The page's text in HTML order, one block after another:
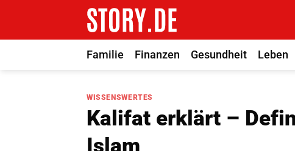
springen
Familie
Finanzen Gesundheit Leben
WISSENSWERTES
Kalifat erklärt –
Islam